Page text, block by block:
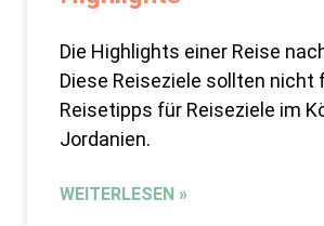
Die Highlights einer Reise
Diese Reiseziele sollten nicht
Reisetipps für Reiseziele im
Jordanien.
WEITERLESEN »